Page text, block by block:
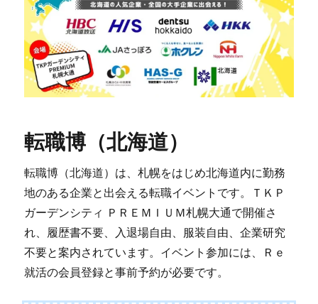
転職博（北海道）
転職博（北海道）は、札幌をはじめ北海道内に勤務
地のある企業と出会える転職イベントです。ＴＫＰ
ガーデンシティ ＰＲＥＭＩＵＭ札幌大通で開催さ
れ、履歴書不要、入退場自由、服装自由、企業研究
不要と案内されています。イベント参加には、Ｒｅ
就活の会員登録と事前予約が必要です。